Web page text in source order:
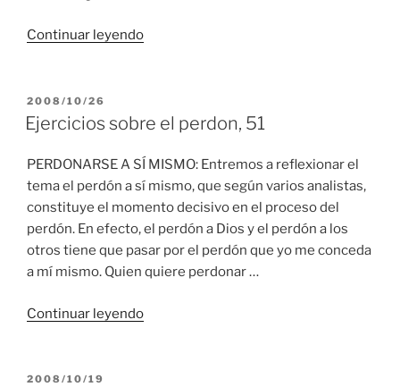
Continuar leyendo“Ejercicios
52”
PUBLICADO
EL
2008/10/26
Ejercicios sobre el perdon, 51
PERDONARSE A SÍ MISMO: Entremos a reflexionar el
tema el perdón a sí mismo, que según varios analistas,
constituye el momento decisivo en el proceso del
perdón. En efecto, el perdón a Dios y el perdón a los
otros tiene que pasar por el perdón que yo me conceda
a mí mismo. Quien quiere perdonar …
Continuar leyendo“Ejercicios
PUBLICADO
2008/10/19